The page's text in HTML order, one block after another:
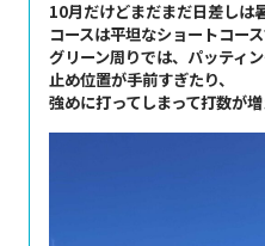
10月だけどまだまだ日差しは
コースは平坦なショートコー
グリーン周りでは、パッティ
止め位置が手前すぎたり、
強めに打ってしまって打数が増